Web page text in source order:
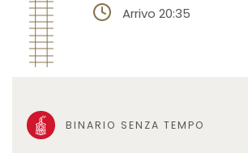
Arrivo 20:35
BINARIO SENZA TEMPO